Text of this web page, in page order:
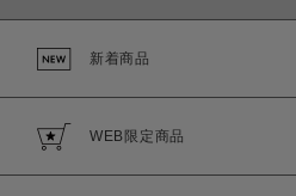
新着商品
WEB限定商品